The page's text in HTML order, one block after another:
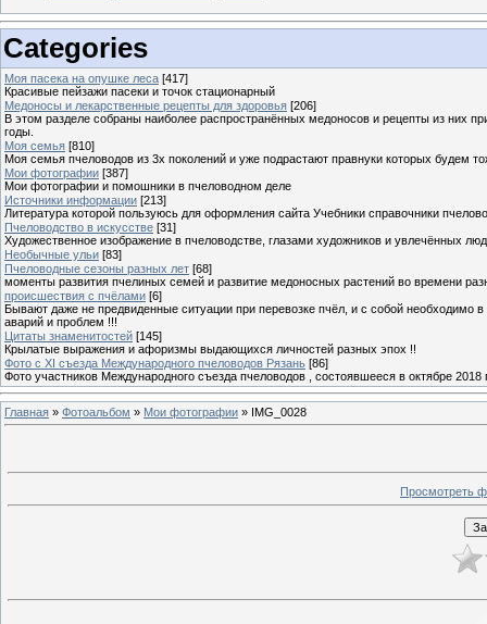
Categories
Моя пасека на опушке леса [417]
Красивые пейзажи пасеки и точок стационарный
Медоносы и лекарственные рецепты для здоровья [206]
В этом разделе собраны наиболее распространённых медоносов и рецепты из них
годы.
Моя семья [810]
Моя семья пчеловодов из 3х поколений и уже подрастают правнуки которых будем
Мои фотографии [387]
Мои фотографии и помошники в пчеловодном деле
Источники информации [213]
Литература которой пользуюсь для оформления сайта Учебники справочники
Пчеловодство в искусстве [31]
Художественное изображение в пчеловодстве, глазами художников и увлечённых
Необычные ульи [83]
Пчеловодные сезоны разных лет [68]
моменты развития пчелиных семей и развитие медоносных растений во времени
происшествия с пчёлами [6]
Бывают даже не предвиденные ситуации при перевозке пчёл, и с собой необходимо
аварий и проблем !!!
Цитаты знаменитостей [145]
Крылатые выражения и афоризмы выдающихся личностей разных эпох !!
Фото с XI съезда Международного пчеловодов Рязань [86]
Фото участников Международного съезда пчеловодов , состоявшееся в октябре 2018
Главная » Фотоальбом » Мои фотографии » IMG_0028
Просмотреть